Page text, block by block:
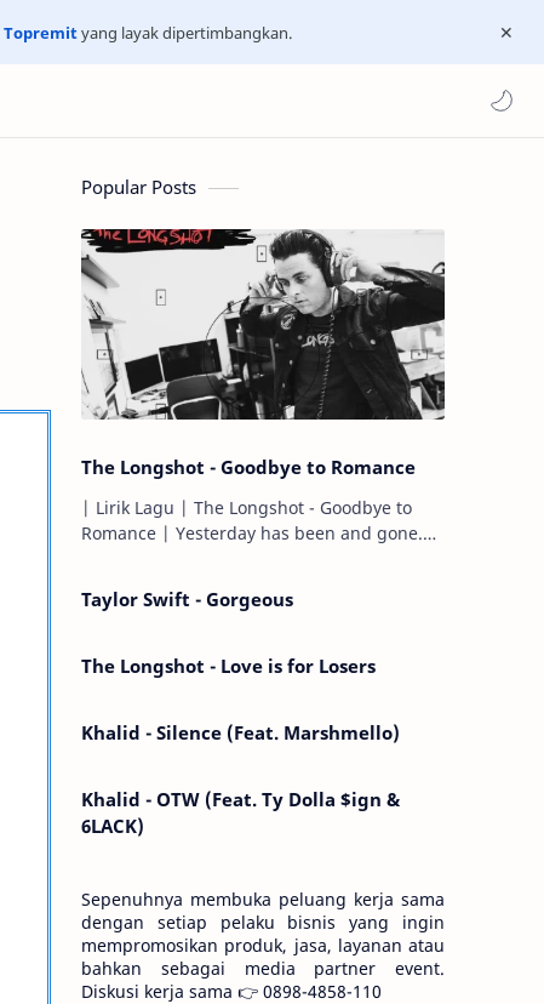
Topremityang layak dipertimbangkan.
Popular Posts
The Longshot - Goodbye to Romance
| Lirik Lagu | The Longshot - Goodbye to
Romance | Yesterday has been and gone.
Taylor Swift - Gorgeous
The Longshot - Love is for Losers
Khalid - Silence (Feat. Marshmello)
Khalid - OTW (Feat. Ty Dolla $ign &
6LACK)
Sepenuhnya membuka peluang kerja sama
dengan setiap pelaku bisnis yang ingin
mempromosikan produk, jasa, layanan atau
bahkan sebagai media partner event.
Diskusi kerja sama 👉 0898-4858-110